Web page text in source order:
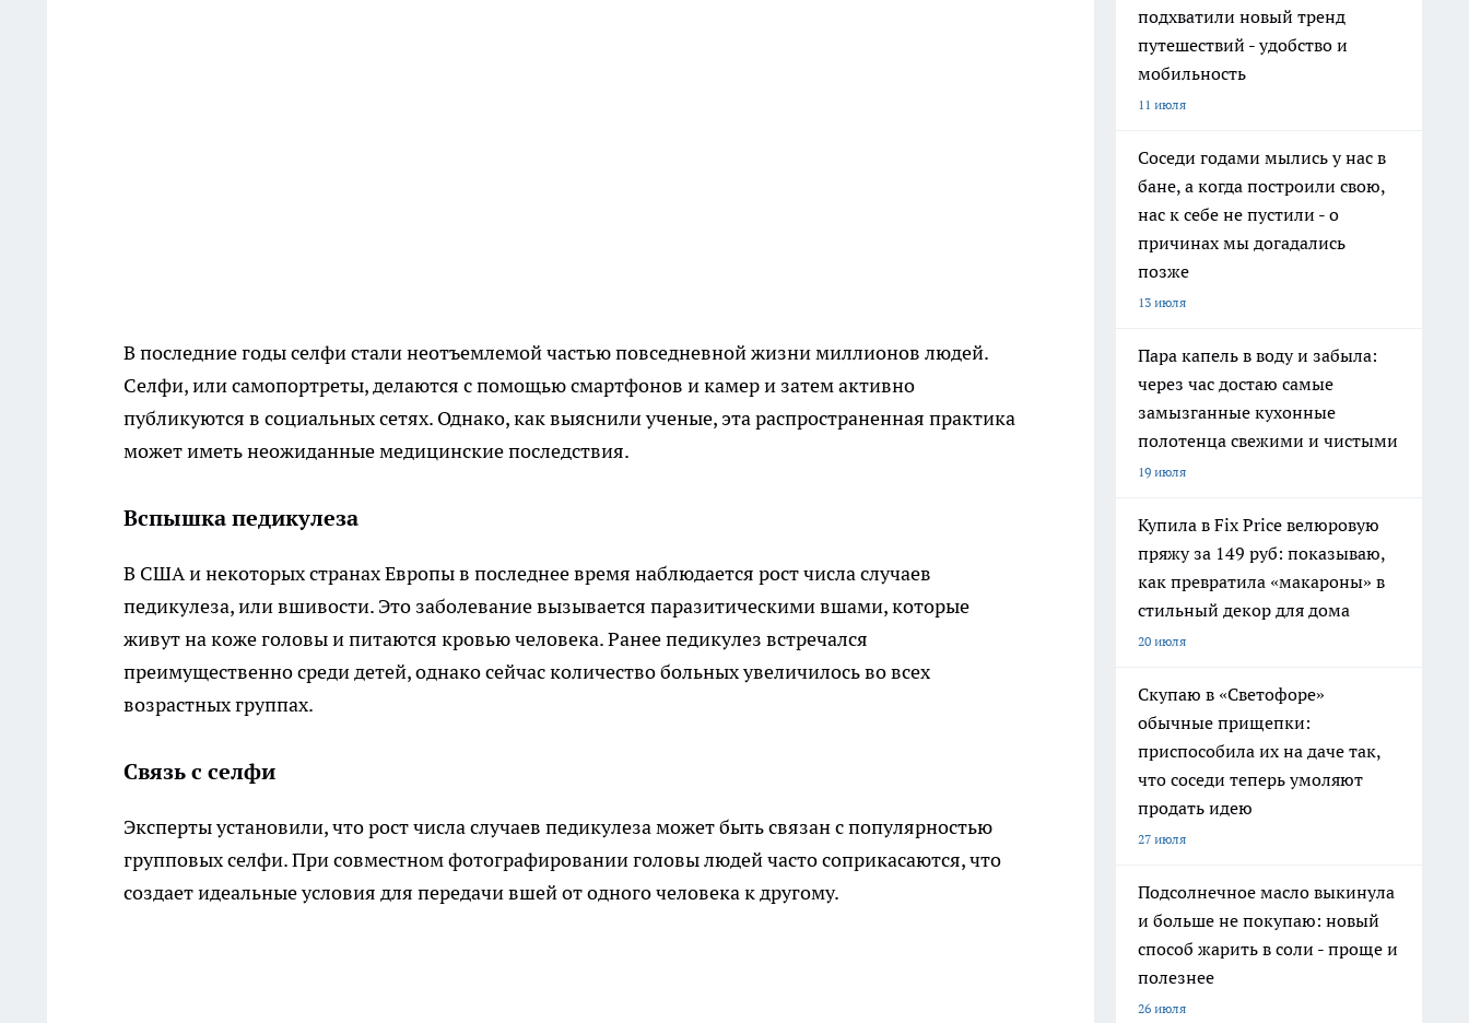
В последние годы селфи стали неотъемлемой частью повседневной жизни миллионов людей.
Селфи, или самопортреты, делаются с помощью смартфонов и камер и затем активно
публикуются в социальных сетях. Однако, как выяснили ученые, эта распространенная практика
может иметь неожиданные медицинские последствия.
Вспышка педикулеза
В США и некоторых странах Европы в последнее время наблюдается рост числа случаев
педикулеза, или вшивости. Это заболевание вызывается паразитическими вшами, которые
живут на коже головы и питаются кровью человека. Ранее педикулез встречался
преимущественно среди детей, однако сейчас количество больных увеличилось во всех
возрастных группах.
Связь с селфи
Эксперты установили, что рост числа случаев педикулеза может быть связан с популярностью
групповых селфи. При совместном фотографировании головы людей часто соприкасаются, что
создает идеальные условия для передачи вшей от одного человека к другому.
подхватили новый тренд
путешествий - удобство и
мобильность
11 июля
Соседи годами мылись у нас в
бане, а когда построили свою,
нас к себе не пустили - о
причинах мы догадались
позже
13 июля
Пара капель в воду и забыла:
через час достаю самые
замызганные кухонные
полотенца свежими и чистыми
19 июля
Купила в Fix Price велюровую
пряжу за 149 руб: показываю,
как превратила «макароны» в
стильный декор для дома
20 июля
Скупаю в «Светофоре»
обычные прищепки:
приспособила их на даче так,
что соседи теперь умоляют
продать идею
27 июля
Подсолнечное масло выкинула
и больше не покупаю: новый
способ жарить в соли - проще и
полезнее
26 июля